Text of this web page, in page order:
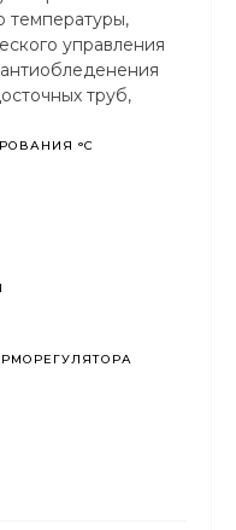
температуры,
управления
труб,
°С